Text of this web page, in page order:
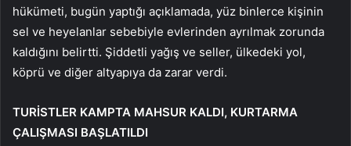
hükümeti, bugün yaptığı açıklamada, yüz binlerce kişinin
sel ve heyelanlar sebebiyle evlerinden ayrılmak zorunda
kaldığını belirtti. Şiddetli yağış ve seller, ülkedeki yol,
köprü ve diğer altyapıya da zarar verdi.
TURİSTLER KAMPTA MAHSUR KALDI, KURTARMA
ÇALIŞMASI BAŞLATILDI